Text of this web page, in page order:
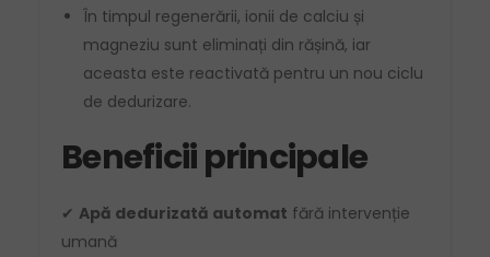
În timpul regenerării, ionii de calciu și
magneziu sunt eliminați din rășină, iar
aceasta este reactivată pentru un nou ciclu
de dedurizare.
Beneficii principale
✔ Apă dedurizată automat fără intervenție
umană